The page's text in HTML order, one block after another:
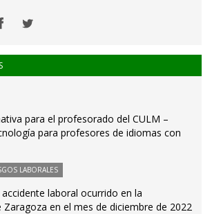
para el profesorado del CULM –
para profesores de idiomas con
LABORALES
laboral ocurrido en la
Zaragoza en el mes de diciembre de 2022